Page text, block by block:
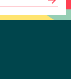
OK